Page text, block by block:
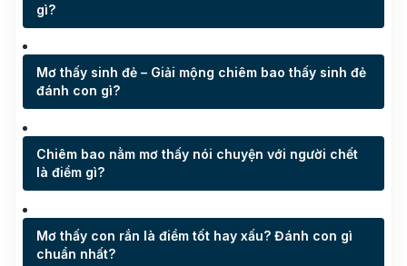
gì?
Mơ thấy sinh đẻ – Giải mộng chiêm bao thấy sinh đẻ
đánh con gì?
Chiêm bao nằm mơ thấy nói chuyện với người chết
là điềm gì?
Mơ thấy con rắn là điềm tốt hay xấu? Đánh con gì
chuẩn nhất?